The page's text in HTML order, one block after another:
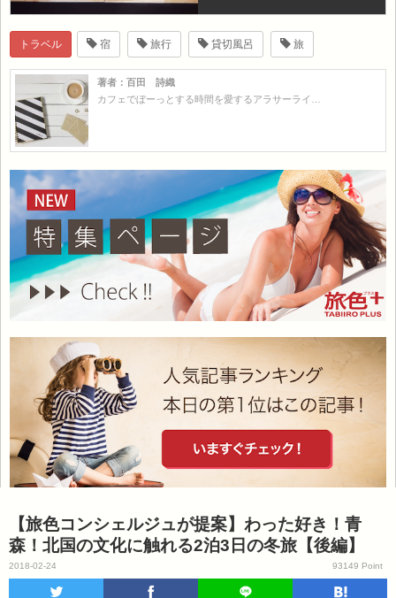
トラベル 宿 旅行 貸切風呂 旅
著者：百田 詩織
カフェでぼーっとする時間を愛するアラサーライ…
【旅色コンシェルジュが提案】わった好き！青
森！北国の文化に触れる2泊3日の冬旅【後編】
2018-02-24 93149 Point